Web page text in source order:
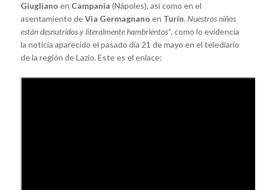
Giugliano en Campania (Nápoles), así como en el
asentamiento deVia Germagnano en Turín. Nuestros niños
están desnutridos y literalmente hambrientos”, como lo evidencia
la noticia aparecido el pasado día 21 de mayo en el telediario
de la región de Lazio. Este es el enlace: